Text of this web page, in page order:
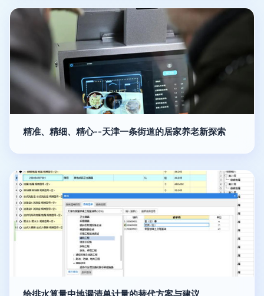
精准、精细、精心--天津一条街道的居家养老新探索